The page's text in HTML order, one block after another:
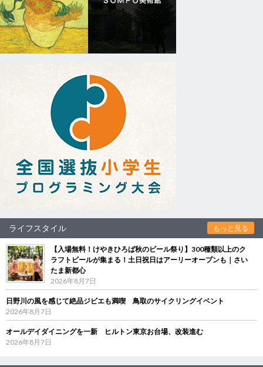
ライフスタイル もっと見る
【入場無料！けやきひろば秋のビール祭り】300種類以上のク
ラフトビールが集まる！土日祝日はアーリーオープンも｜さい
たま新都心
2026年8月7日
日野川の風を感じて絶品ジビエも満喫 鳥取のサイクリングイベント
2026年8月7日
オールデイダイニングを一新 ヒルトン東京お台場、改装進む
2026年8月7日